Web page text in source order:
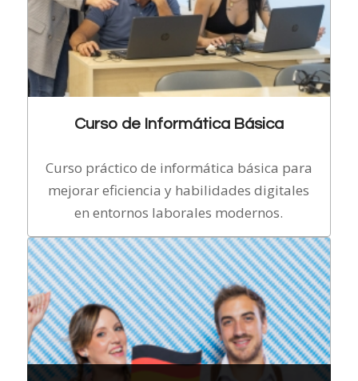
Curso de Informática Básica
Curso práctico de informática básica para
mejorar eficiencia y habilidades digitales
en entornos laborales modernos.